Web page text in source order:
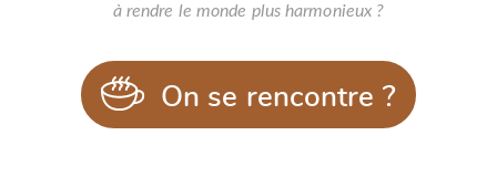
à rendre le monde plus harmonieux ?
On se rencontre ?